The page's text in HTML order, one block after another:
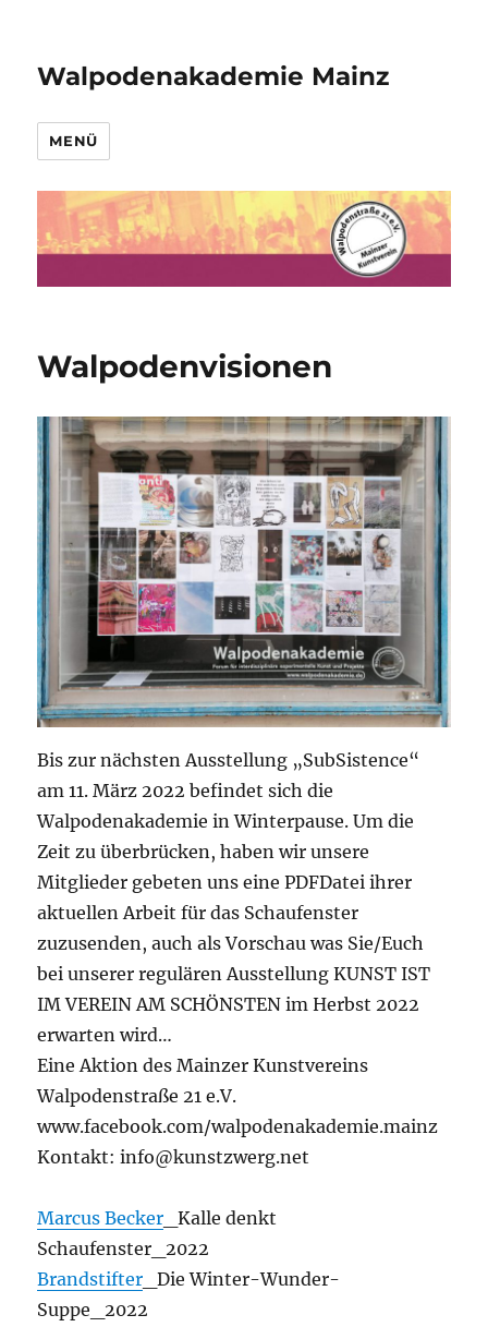
Walpodenakademie Mainz
MENÜ
Walpodenvisionen
Bis zur nächsten Ausstellung „SubSistence“
am 11. März 2022 befindet sich die
Walpodenakademie in Winterpause. Um die
Zeit zu überbrücken, haben wir unsere
Mitglieder gebeten uns eine PDFDatei ihrer
aktuellen Arbeit für das Schaufenster
zuzusenden, auch als Vorschau was Sie/Euch
bei unserer regulären Ausstellung KUNST IST
IM VEREIN AM SCHÖNSTEN im Herbst 2022
erwarten wird…
Eine Aktion des Mainzer Kunstvereins
Walpodenstraße 21 e.V.
www.facebook.com/walpodenakademie.mainz
Kontakt: info@kunstzwerg.net
Marcus Becker _Kalle denkt
Schaufenster_2022
Brandstifter _Die Winter-Wunder-
Suppe_2022